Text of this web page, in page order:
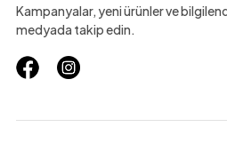
Kampanyalar, yeni ürünler ve
medyada takip edin.